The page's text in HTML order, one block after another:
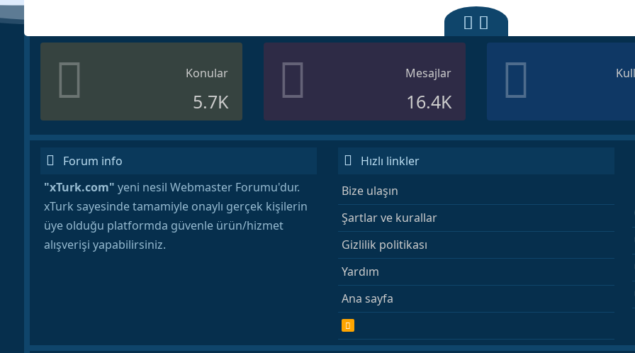
Konular
5.7K
Mesajlar
16.4K
Forum info
"xTurk.com" yeni nesil Webmaster Forumu'dur.
xTurk sayesinde tamamiyle onaylı gerçek kişilerin
üye olduğu platformda güvenle ürün/hizmet
alışverişi yapabilirsiniz.
Hızlı linkler
Bize ulaşın
Şartlar ve kurallar
Gizlilik politikası
Yardım
Ana sayfa
R
S
S